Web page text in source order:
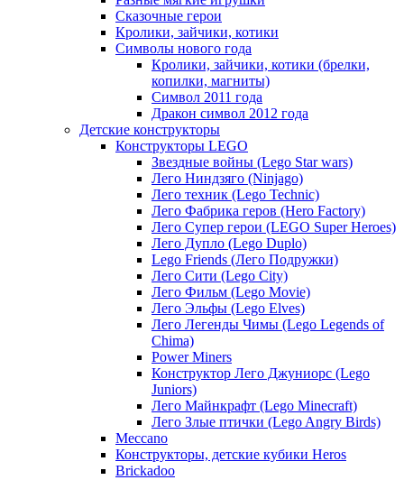
Сказочные герои
Кролики, зайчики, котики
Символы нового года
Кролики, зайчики, котики (брелки,
копилки, магниты)
Cимвол 2011 года
Дракон символ 2012 года
Детские конструкторы
Конструкторы LEGO
Звездные войны (Lego Star wars)
Лего Ниндзяго (Ninjago)
Лего техник (Lego Technic)
Лего Фабрика геров (Hero Factory)
Лего Супер герои (LEGO Super Heroes)
Лего Дупло (Lego Duplo)
Lego Friends (Лего Подружки)
Лего Сити (Lego City)
Лего Фильм (Lego Movie)
Лего Эльфы (Lego Elves)
Лего Легенды Чимы (Lego Legends of
Chima)
Power Miners
Конструктор Лего Джуниорс (Lego
Juniors)
Лего Майнкрафт (Lego Minecraft)
Лего Злые птички (Lego Angry Birds)
Meccano
Конструкторы, детские кубики Heros
Brickadoo